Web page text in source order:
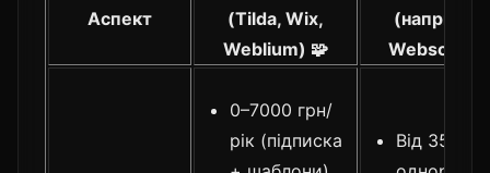
Аспект
(Tilda, Wix,
Weblium) 🧩
Webscraft)
0–7000 грн/
рік (підписка
Від 35